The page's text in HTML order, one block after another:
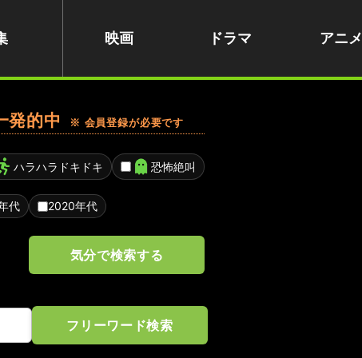
映画 ドラマ アニメ
発的中 ※ 会員登録が必要です
ハラハラドキドキ 恐怖絶叫
代 2020年代
気分で検索する
フリーワード検索